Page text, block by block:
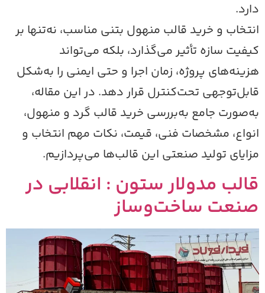
و خرید قالب منهول بتنی مناسب، نه‌تنها بر
سازه تأثیر می‌گذارد، بلکه می‌تواند
پروژه، زمان اجرا و حتی ایمنی را به‌شکل
تحت‌کنترل قرار دهد. در این مقاله،
جامع به‌بررسی خرید قالب گرد و منهول،
مشخصات فنی، قیمت، نکات مهم انتخاب و
تولید صنعتی این قالب‌ها می‌پردازیم.
مدولار ستون : انقلابی در
ساخت‌وساز